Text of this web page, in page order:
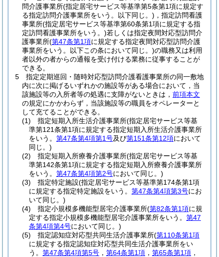
問介護事業所(指定居宅サービス等基準第5条第1項に規定す
る指定訪問介護事業所をいう。以下同じ。) ，指定訪問看護
事業所(指定居宅サービス等基準第60条第1項に規定する指
定訪問看護事業所をいう。)若しくは指定夜間対応型訪問介
護事業所(第47条第1項に規定する指定夜間対応型訪問介護
事業所をいう。以下この条において同じ。)の職務又は利用
者以外の者からの通報を受け付ける業務に従事することが
できる。
5
指定定期巡回・随時対応型訪問介護看護事業所の同一敷地
内に次に掲げるいずれかの施設等がある場合において，当
該施設等の入所者等の処遇に支障がないときは， 前項本文
の規定にかかわらず，当該施設等の職員をオペレーターと
して充てることができる。
(1)
指定短期入所生活介護事業所(指定居宅サービス等基
準第121条第1項に規定する指定短期入所生活介護事業所
をいう。 第47条第4項第1号及び第151条第12項において
同じ。)
(2)
指定短期入所療養介護事業所(指定居宅サービス等基
準第142条第1項に規定する指定短期入所療養介護事業所
をいう。 第47条第4項第2号において同じ。)
(3)
指定特定施設(指定居宅サービス等基準第174条第1項
に規定する指定特定施設をいう。 第47条第4項第3号にお
いて同じ。)
(4)
指定小規模多機能型居宅介護事業所(第82条第1項に規
定する指定小規模多機能型居宅介護事業所をいう。 第47
条第4項第4号において同じ。)
(5)
指定認知症対応型共同生活介護事業所(第110条第1項
に規定する指定認知症対応型共同生活介護事業所をい
う。 第47条第4項第5号 ， 第64条第1項 ， 第65条第1項 ，